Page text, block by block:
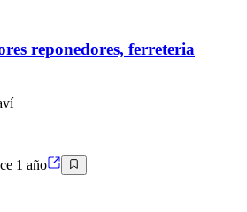
reponedores, ferreteria
1 año